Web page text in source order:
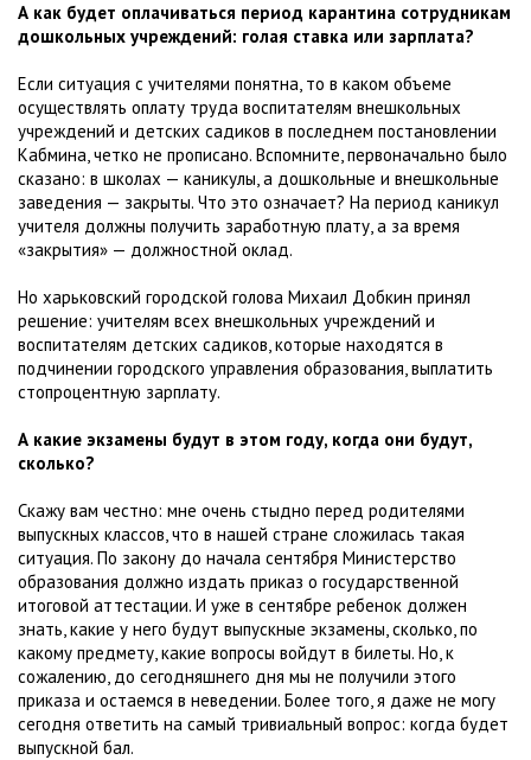
А как будет оплачиваться период карантина сотрудникам
дошкольных учреждений: голая ставка или зарплата?
Если ситуация с учителями понятна, то в каком объеме
осуществлять оплату труда воспитателям внешкольных
учреждений и детских садиков в последнем постановлении
Кабмина, четко не прописано. Вспомните, первоначально было
сказано: в школах — каникулы, а дошкольные и внешкольные
заведения — закрыты. Что это означает? На период каникул
учителя должны получить заработную плату, а за время
«закрытия» — должностной оклад.
Но харьковский городской голова Михаил Добкин принял
решение: учителям всех внешкольных учреждений и
воспитателям детских садиков, которые находятся в
подчинении городского управления образования, выплатить
стопроцентную зарплату.
А какие экзамены будут в этом году, когда они будут,
сколько?
Скажу вам честно: мне очень стыдно перед родителями
выпускных классов, что в нашей стране сложилась такая
ситуация. По закону до начала сентября Министерство
образования должно издать приказ о государственной
итоговой аттестации. И уже в сентябре ребенок должен
знать, какие у него будут выпускные экзамены, сколько, по
какому предмету, какие вопросы войдут в билеты. Но, к
сожалению, до сегодняшнего дня мы не получили этого
приказа и остаемся в неведении. Более того, я даже не могу
сегодня ответить на самый тривиальный вопрос: когда будет
выпускной бал.